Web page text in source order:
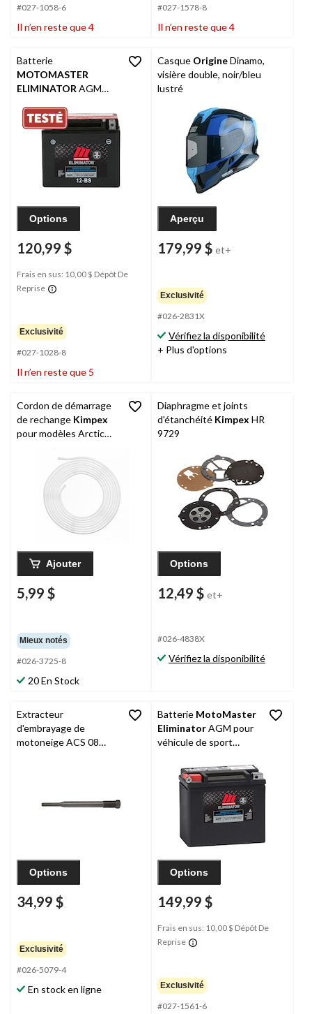
#027-1058-6
Il n’en reste que 4
#027-1578-8
Il n’en reste que 4
Batterie
MOTOMASTER
ELIMINATOR AGM
sports motorisés, 12-
BS
Options
120,99 $
Frais en sus: 10,00 $ Dépôt De
Reprise
Exclusivité
#027-1028-8
Il n’en reste que 5
Casque OrigineDinamo,
visière double, noir/bleu
lustré
Aperçu
179,99 $ et+
Exclusivité
#026-2831X
Vérifiez la disponibilité
+ Plus d'options
Cordon de démarrage
de rechange Kimpex
pour modèles Arctic
Ajouter
5,99 $
Mieux notés
#026-3725-8
20 En Stock
Diaphragme et joints
d'étanchéité Kimpex HR
9729
Options
12,49 $ et+
#026-4838X
Vérifiez la disponibilité
Extracteur
d'embrayage de
motoneige ACS 08
Options
34,99 $
Exclusivité
#026-5079-4
En stock en ligne
Batterie MotoMaster
EliminatorAGM pour
véhicule de sport
usine, ETX12
Options
149,99 $
Frais en sus: 10,00 $ Dépôt De
Reprise
Exclusivité
#027-1561-6